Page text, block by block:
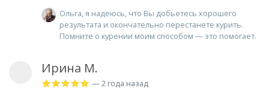
Ольга, я надеюсь, что Вы добьетесь хорошего
результата и окончательно перестанете курить.
Помните о курении моим способом — это помогает.
Ирина М.
— 2 года назад